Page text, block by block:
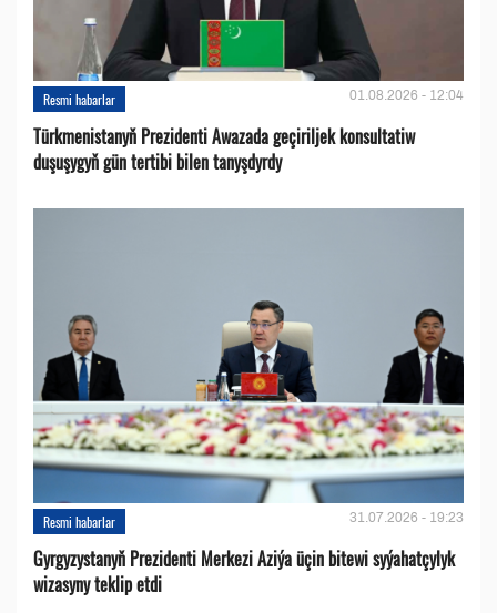
Resmi habarlar 01.08.2026 - 12:04
Türkmenistanyň Prezidenti Awazada geçiriljek konsultatiw
duşuşygyň gün tertibi bilen tanyşdyrdy
Resmi habarlar 31.07.2026 - 19:23
Gyrgyzystanyň Prezidenti Merkezi Aziýa üçin bitewi syýahatçylyk
wizasyny teklip etdi